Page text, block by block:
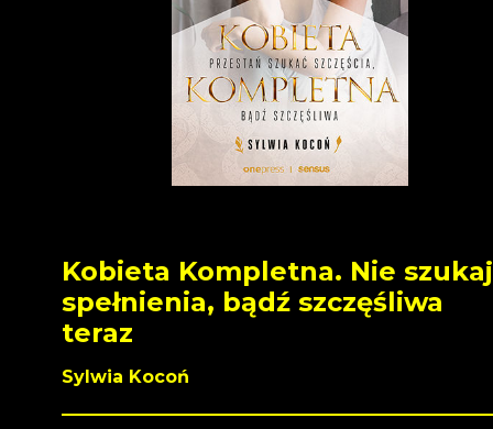
Kobieta Kompletna. Nie szukaj
spełnienia, bądź szczęśliwa
teraz
Sylwia Kocoń